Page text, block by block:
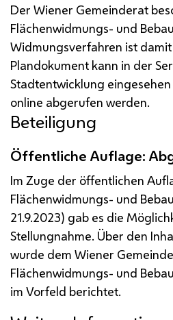
Der Wiener Gemeinderat
Flächenwidmungs- und
Widmungsverfahren ist
Plandokument kann in der
Stadtentwicklung
online abgerufen werden.
Beteiligung
Öffentliche Auflage:
Im Zuge der öffentlichen
Flächenwidmungs- und
21.9.2023) gab es die
Stellungnahme. Über den
wurde dem Wiener
Flächenwidmungs- und
im Vorfeld berichtet.